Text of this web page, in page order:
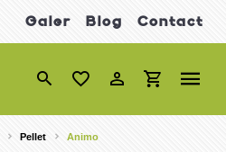
Galer Blog Contact
Pellet Animo